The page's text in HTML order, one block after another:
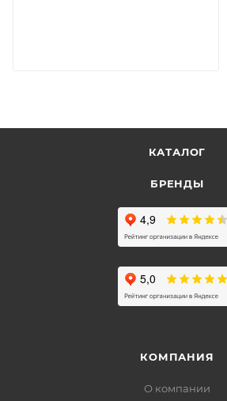
КАТАЛОГ
БРЕНДЫ
КОМПАНИЯ
О компании